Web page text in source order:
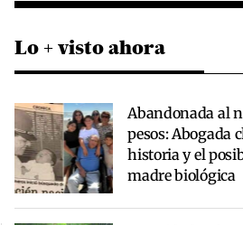
Lo + visto ahora
Abandonada al
pesos: Abogada
historia y el
madre biológica